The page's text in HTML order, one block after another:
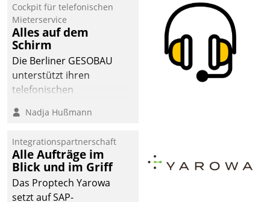
Cockpit für telefonischen
Mieterservice
Alles auf dem
Schirm
Die Berliner GESOBAU
unterstützt ihren
telefonischen
digitalen Cockpit, das
passende Fragen und
Schlagworte auswirft.
Eine intuitive
Dialogführung ermöglicht
Nadja Hußmann
Integrationspartnerschaft
Alle Aufträge im
Blick und im Griff
Das Proptech Yarowa
setzt auf SAP-